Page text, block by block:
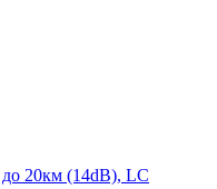
до 20км (14dB), LC